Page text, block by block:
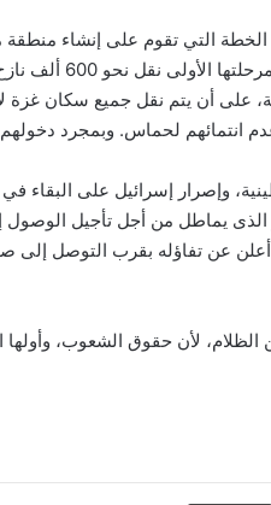
التي تقوم على إنشاء
هدنة محتملة مدتها
على أن يتم نقل جميع سكان
انتمائهم لحماس. وبمجرد
وإصرار إسرائيل على البقاء
الذى يماطل من أجل تأجيل الوصول
أعلن عن تفاؤله بقرب التوصل إلى
لأن حقوق الشعوب، وأولها
مصر